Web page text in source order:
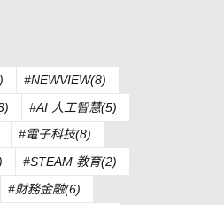
#NEWVIEW(8)
#AI 人工智慧(5)
#電子科技(8)
#STEAM 教育(2)
#財務金融(6)